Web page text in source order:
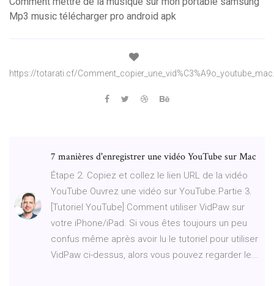
Mp3 music télécharger pro android apk
https://totarati.cf/
7 manières d'enregistrer une vidéo YouTube sur Mac
Étape 2. Copiez et collez le lien URL de la vidéo
YouTube Ouvrez une vidéo sur YouTube.Partie 3.
[Tutoriel YouTube] Comment utiliser VidPaw sur
votre iPhone/iPad. Si vous êtes toujours un peu
confus même après avoir lu le tutoriel pour utiliser
VidPaw ci-dessus, alors vous pouvez regarder le...